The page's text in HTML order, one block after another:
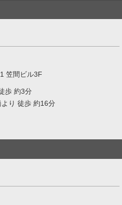
笠間ビル3F
歩 約3分
り 徒歩 約16分